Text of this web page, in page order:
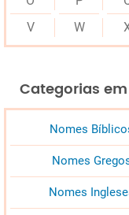
V
W
Categorias
Nomes
Nomes
Nomes